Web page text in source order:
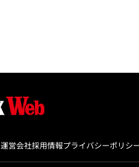
運営会社採用情報プライバシーポリシ